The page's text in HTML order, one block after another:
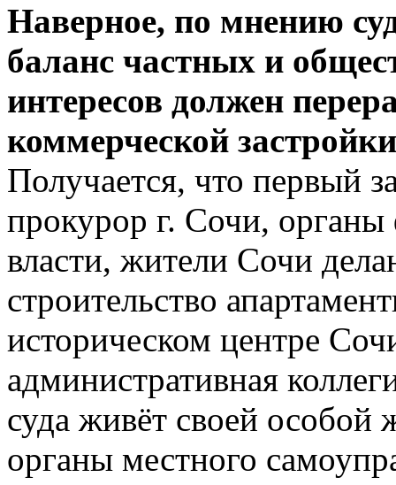
Наверное, по мнению
баланс частных и
интересов должен
коммерческой
Получается, что первый
прокурор г. Сочи,
власти, жители Сочи
строительство
историческом центре
административная
суда живёт своей
органы местного